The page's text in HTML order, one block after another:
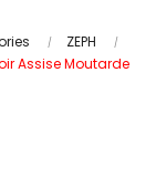
ZEPH
Assise Moutarde